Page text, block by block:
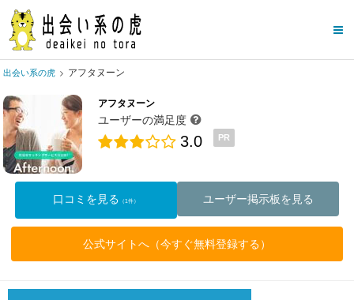
出会い系の虎 アフタヌーン
アフタヌーン
ユーザーの満足度
3.0 PR
口コミを見る （1件） ユーザー掲示板を見る
公式サイトへ（今すぐ無料登録する）